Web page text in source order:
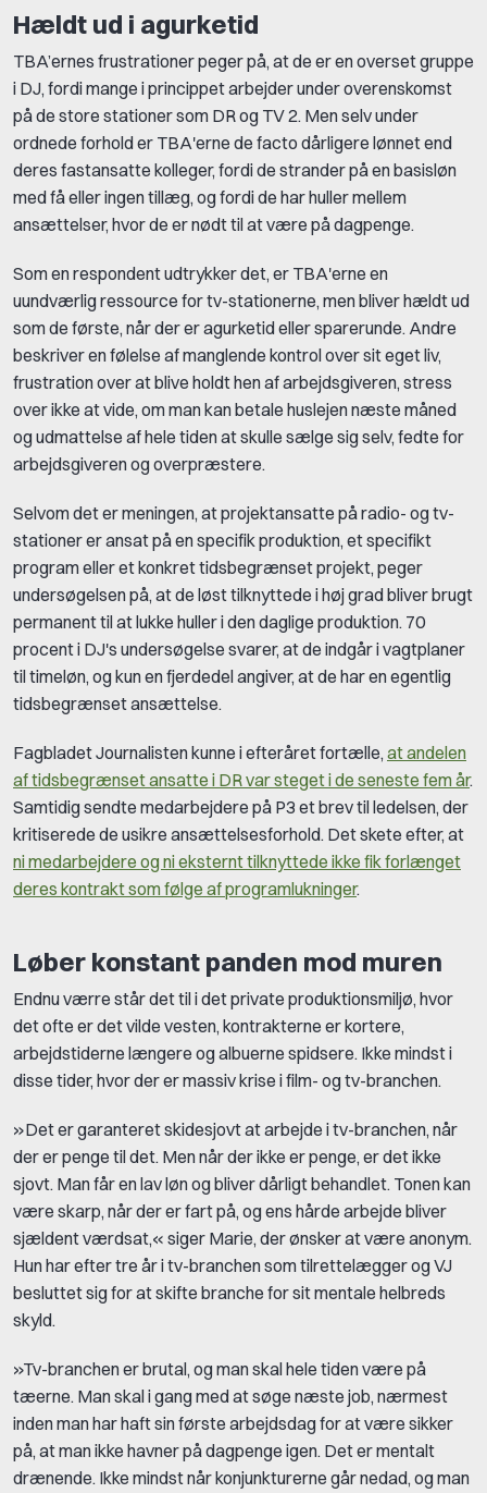
Hældt ud i agurketid
TBA’ernes frustrationer peger på, at de er en overset gruppe
i DJ, fordi mange i princippet arbejder under overenskomst
på de store stationer som DR og TV 2. Men selv under
ordnede forhold er TBA'erne de facto dårligere lønnet end
deres fastansatte kolleger, fordi de strander på en basisløn
med få eller ingen tillæg, og fordi de har huller mellem
ansættelser, hvor de er nødt til at være på dagpenge.
Som en respondent udtrykker det, er TBA'erne en
uundværlig ressource for tv-stationerne, men bliver hældt ud
som de første, når der er agurketid eller sparerunde. Andre
beskriver en følelse af manglende kontrol over sit eget liv,
frustration over at blive holdt hen af arbejdsgiveren, stress
over ikke at vide, om man kan betale huslejen næste måned
og udmattelse af hele tiden at skulle sælge sig selv, fedte for
arbejdsgiveren og overpræstere.
Selvom det er meningen, at projektansatte på radio- og tv-
stationer er ansat på en specifik produktion, et specifikt
program eller et konkret tidsbegrænset projekt, peger
undersøgelsen på, at de løst tilknyttede i høj grad bliver brugt
permanent til at lukke huller i den daglige produktion. 70
procent i DJ's undersøgelse svarer, at de indgår i vagtplaner
til timeløn, og kun en fjerdedel angiver, at de har en egentlig
tidsbegrænset ansættelse.
Fagbladet Journalisten kunne i efteråret fortælle, at andelen
af tidsbegrænset ansatte i DR var steget i de seneste fem år.
Samtidig sendte medarbejdere på P3 et brev til ledelsen, der
kritiserede de usikre ansættelsesforhold. Det skete efter, at
ni medarbejdere og ni eksternt tilknyttede ikke fik forlænget
deres kontrakt som følge af programlukninger.
Løber konstant panden mod muren
Endnu værre står det til i det private produktionsmiljø, hvor
det ofte er det vilde vesten, kontrakterne er kortere,
arbejdstiderne længere og albuerne spidsere. Ikke mindst i
disse tider, hvor der er massiv krise i film- og tv-branchen.
»Det er garanteret skidesjovt at arbejde i tv-branchen, når
der er penge til det. Men når der ikke er penge, er det ikke
sjovt. Man får en lav løn og bliver dårligt behandlet. Tonen kan
være skarp, når der er fart på, og ens hårde arbejde bliver
sjældent værdsat,« siger Marie, der ønsker at være anonym.
Hun har efter tre år i tv-branchen som tilrettelægger og VJ
besluttet sig for at skifte branche for sit mentale helbreds
skyld.
»Tv-branchen er brutal, og man skal hele tiden være på
tæerne. Man skal i gang med at søge næste job, nærmest
inden man har haft sin første arbejdsdag for at være sikker
på, at man ikke havner på dagpenge igen. Det er mentalt
drænende. Ikke mindst når konjunkturerne går nedad, og man